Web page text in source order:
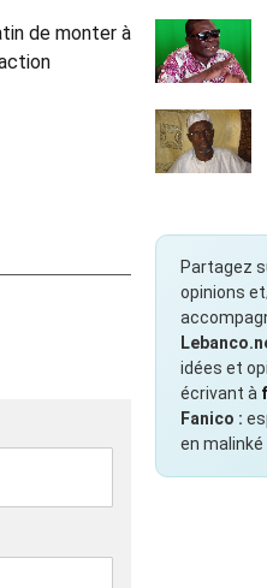
de monter à
Partagez
opinions
idées et
écrivant à
Fanico :
en malinké